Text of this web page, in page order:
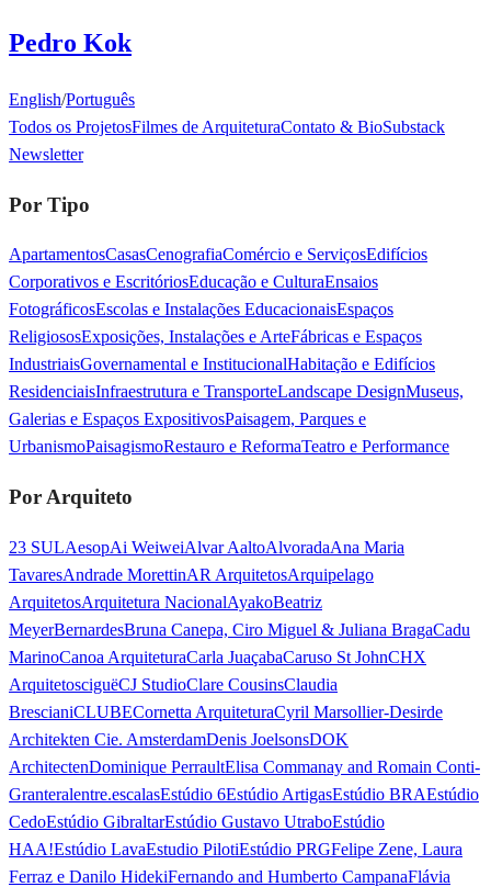
Pedro Kok
English/Português
Todos os ProjetosFilmes de ArquiteturaContato & BioSubstack
Newsletter
Por Tipo
ApartamentosCasasCenografiaComércio e ServiçosEdifícios
Corporativos e EscritóriosEducação e CulturaEnsaios
FotográficosEscolas e Instalações EducacionaisEspaços
ReligiososExposições, Instalações e ArteFábricas e Espaços
IndustriaisGovernamental e InstitucionalHabitação e Edifícios
ResidenciaisInfraestrutura e TransporteLandscape DesignMuseus,
Galerias e Espaços ExpositivosPaisagem, Parques e
UrbanismoPaisagismoRestauro e ReformaTeatro e Performance
Por Arquiteto
23 SULAesopAi WeiweiAlvar AaltoAlvoradaAna Maria
TavaresAndrade MorettinAR ArquitetosArquipelago
ArquitetosArquitetura NacionalAyakoBeatriz
MeyerBernardesBruna Canepa, Ciro Miguel & Juliana BragaCadu
MarinoCanoa ArquiteturaCarla JuaçabaCaruso St JohnCHX
ArquitetosciguëCJ StudioClare CousinsClaudia
BrescianiCLUBECornetta ArquiteturaCyril Marsollier-Desirde
Architekten Cie. AmsterdamDenis JoelsonsDOK
ArchitectenDominique PerraultElisa Commanay and Romain Conti-
Granteralentre.escalasEstúdio 6Estúdio ArtigasEstúdio BRAEstúdio
CedoEstúdio GibraltarEstúdio Gustavo UtraboEstúdio
HAA!Estúdio LavaEstudio PilotiEstúdio PRGFelipe Zene, Laura
Ferraz e Danilo HidekiFernando and Humberto CampanaFlávia